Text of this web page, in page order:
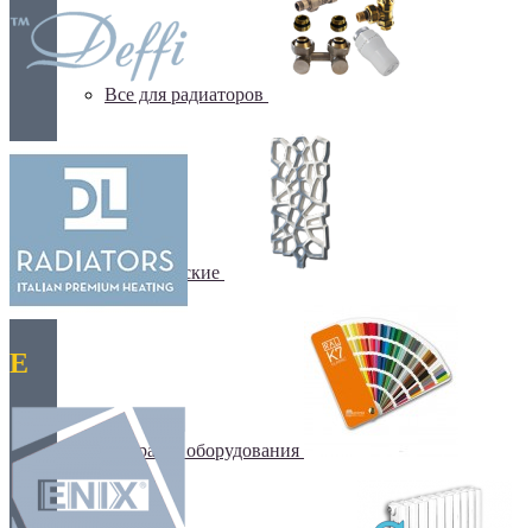
Все для радиаторов
Дизайнерские
Покраска оборудования
E